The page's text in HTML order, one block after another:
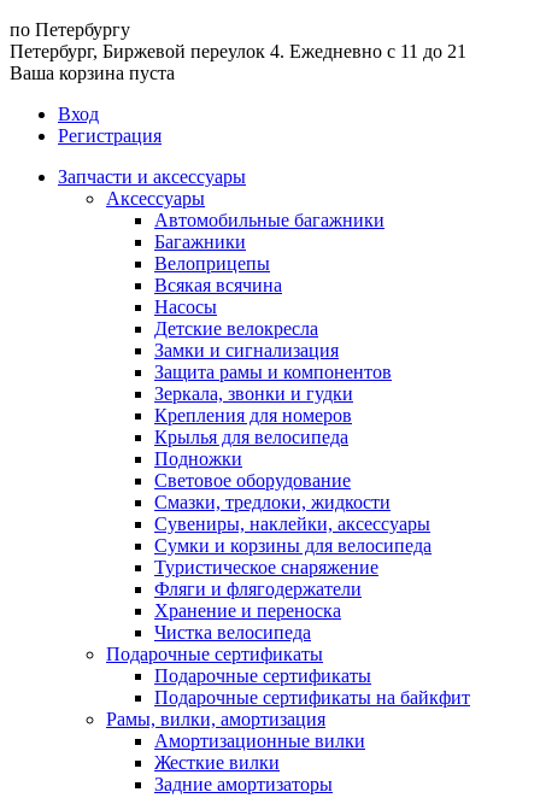
по Петербургу
Петербург, Биржевой переулок 4. Ежедневно с 11 до 21
Ваша корзина пуста
Вход
Регистрация
Запчасти и аксессуары
Аксессуары
Автомобильные багажники
Багажники
Велоприцепы
Всякая всячина
Насосы
Детские велокресла
Замки и сигнализация
Защита рамы и компонентов
Зеркала, звонки и гудки
Крепления для номеров
Крылья для велосипеда
Подножки
Световое оборудование
Смазки, тредлоки, жидкости
Сувениры, наклейки, аксессуары
Сумки и корзины для велосипеда
Туристическое снаряжение
Фляги и флягодержатели
Хранение и переноска
Чистка велосипеда
Подарочные сертификаты
Подарочные сертификаты
Подарочные сертификаты на байкфит
Рамы, вилки, амортизация
Амортизационные вилки
Жесткие вилки
Задние амортизаторы